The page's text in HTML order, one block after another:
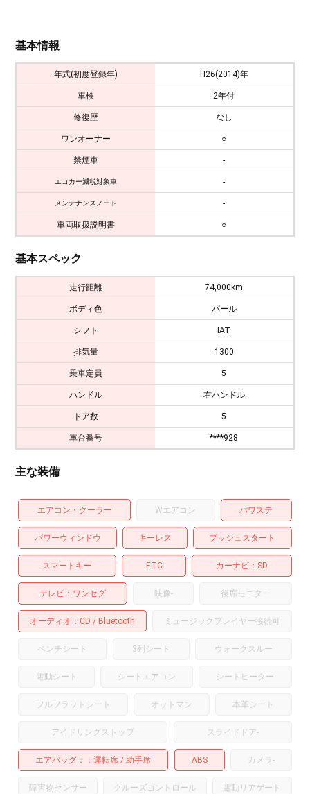
基本情報
年式(初度登録年) H26(2014)年
車検 2年付
修復歴 なし
ワンオーナー ○
禁煙車 -
エコカー減税対象車 -
メンテナンスノート -
車両取扱説明書 ○
基本スペック
走行距離 74,000km
ボディ色 パール
シフト IAT
排気量 1300
乗車定員 5
ハンドル 右ハンドル
ドア数 5
車台番号 ****928
主な装備
エアコン・クーラー Wエアコン パワステ
パワーウィンドウ キーレス プッシュスタート
スマートキー ETC カーナビ SD
テレビ ワンセグ 映像- 後席モニター
オーディオ CD Bluetooth ミュージックプレイヤー接続可
ベンチシート 3列シート ウォークスルー
電動シート シートエアコン シートヒーター
フルフラットシート オットマン 本革シート
アイドリングストップ スライドドア-
エアバッグ： 運転席 助手席 ABS カメラ-
障害物センサー クルーズコントロール 電動リアゲート